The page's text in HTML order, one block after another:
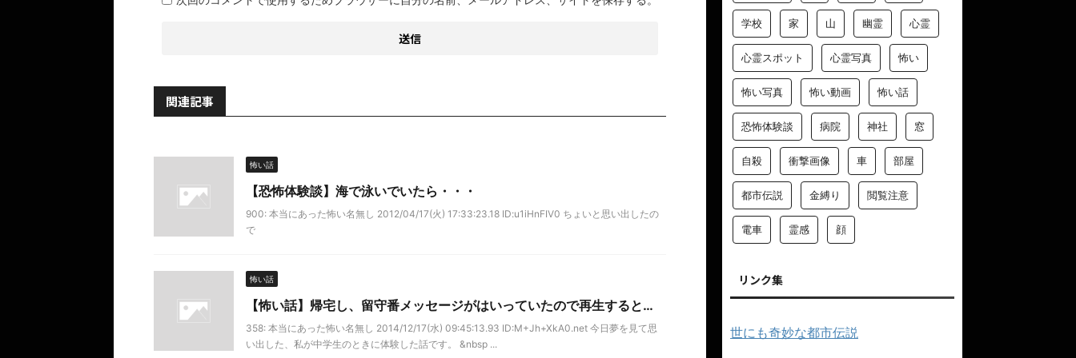
関連記事
怖い話
【恐怖体験談】海で泳いでいたら・・・
900: 本当にあった怖い名無し 2012/04/17(火) 17:33:23.18 ID:u1iHnFIV0 ちょいと思い出したの
で
怖い話
【怖い話】帰宅し、留守番メッセージがはいっていたので再生すると…
358: 本当にあった怖い名無し 2014/12/17(水) 09:45:13.93 ID:M+Jh+XkA0.net 今日夢を見て思
い出した、私が中学生のときに体験した話です。 &nbsp ...
学校 家 山 幽霊 心霊
心霊スポット 心霊写真 怖い
怖い写真 怖い動画 怖い話
恐怖体験談 病院 神社 窓
自殺 衝撃画像 車 部屋
都市伝説 金縛り 閲覧注意
電車 霊感 顔
リンク集
世にも奇妙な都市伝説